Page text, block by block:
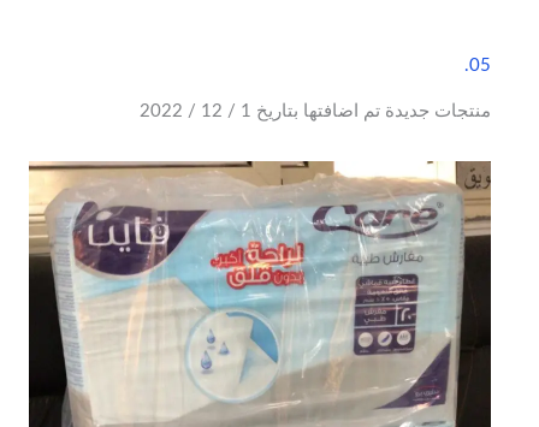
05.
منتجات جديدة تم اضافتها بتاريخ 1 / 12 / 2022